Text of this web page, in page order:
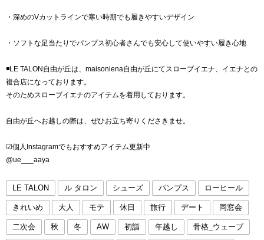
・深めのVカットラインで寒い時期でも履きやすいデザイン
・ソフトな足当たりでパンプス初心者さんでも安心して使いやすい履き心地
◾️LE TALON自由が丘は、maisoniena自由が丘にてスローブイエナ、イエナとの
複合店になっております。
そのためスローブイエナのアイテムを着用しております。
自由が丘へお越しの際は、ぜひお立ち寄りくださきませ。
☑︎個人Instagramでもおすすめアイテム更新中
@ue___aaya
LE TALON ル タロン シューズ パンプス ローヒール
きれいめ 大人 モテ 休日 旅行 デート 同窓会
二次会 秋 冬 AW 初詣 年越し 骨格_ウェーブ